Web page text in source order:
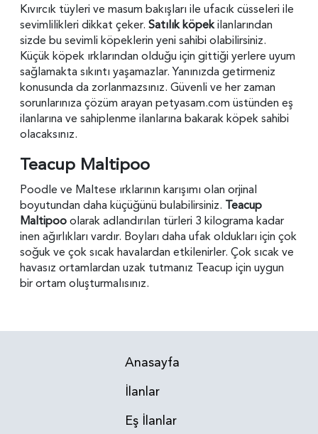
Kıvırcık tüyleri ve masum bakışları ile ufacık cüsseleri ile
sevimlilikleri dikkat çeker. Satılık köpekilanlarından
sizde bu sevimli köpeklerin yeni sahibi olabilirsiniz.
Küçük köpek ırklarından olduğu için gittiği yerlere uyum
sağlamakta sıkıntı yaşamazlar. Yanınızda getirmeniz
konusunda da zorlanmazsınız. Güvenli ve her zaman
sorunlarınıza çözüm arayan petyasam.com üstünden eş
ilanlarına ve sahiplenme ilanlarına bakarak köpek sahibi
olacaksınız.
Teacup Maltipoo
Poodle ve Maltese ırklarının karışımı olan orjinal
boyutundan daha küçüğünü bulabilirsiniz. Teacup
Maltipooolarak adlandırılan türleri 3 kilograma kadar
inen ağırlıkları vardır. Boyları daha ufak oldukları için çok
soğuk ve çok sıcak havalardan etkilenirler. Çok sıcak ve
havasız ortamlardan uzak tutmanız Teacup için uygun
bir ortam oluşturmalısınız.
Anasayfa
İlanlar
Eş İlanlar